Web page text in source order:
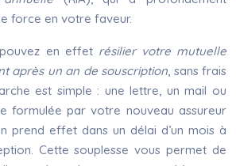
force en votre faveur.
en effet résilier votre mutuelle
après un an de souscription, sans frais
est simple : une lettre, un mail ou
formulée par votre nouveau assureur
prend effet dans un délai d’un mois à
Cette souplesse vous permet de